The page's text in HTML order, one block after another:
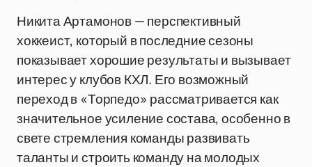
Никита Артамонов — перспективный
хоккеист, который в последние сезоны
показывает хорошие результаты и вызывает
интерес у клубов КХЛ. Его возможный
переход в «Торпедо» рассматривается как
значительное усиление состава, особенно в
свете стремления команды развивать
таланты и строить команду на молодых